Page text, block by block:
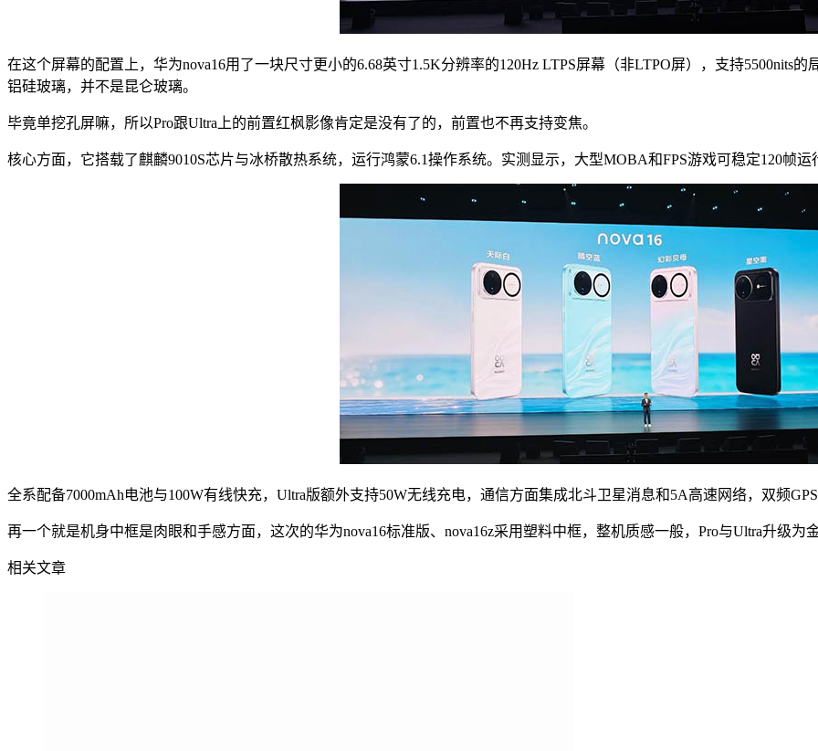
在这个屏幕的配置上，华为nova16用了一块尺寸更小的6.68英寸1.5K分辨率的120Hz LTPS屏幕（非LTPO屏），支持5500nits
铝硅玻璃，并不是昆仑玻璃。
毕竟单挖孔屏嘛，所以Pro跟Ultra上的前置红枫影像肯定是没有了的，前置也不再支持变焦。
核心方面，它搭载了麒麟9010S芯片与冰桥散热系统，运行鸿蒙6.1操作系统。实测显示，大型MOBA和FPS游戏可稳定120帧运
全系配备7000mAh电池与100W有线快充，Ultra版额外支持50W无线充电，通信方面集成北斗卫星消息和5A高速网络，双频
再一个就是机身中框是肉眼和手感方面，这次的华为nova16标准版、nova16z采用塑料中框，整机质感一般，Pro与Ultra升级
相关文章